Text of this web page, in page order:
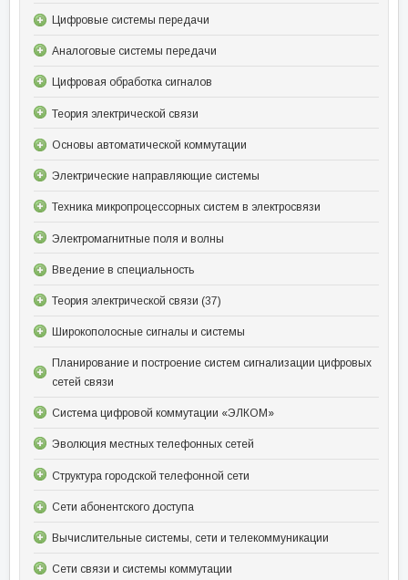
Цифровые системы передачи
Аналоговые системы передачи
Цифровая обработка сигналов
Теория электрической связи
Основы автоматической коммутации
Электрические направляющие системы
Техника микропроцессорных систем в электросвязи
Электромагнитные поля и волны
Введение в специальность
Теория электрической связи (37)
Широкополосные сигналы и системы
Планирование и построение систем сигнализации цифровых
сетей связи
Система цифровой коммутации «ЭЛКОМ»
Эволюция местных телефонных сетей
Структура городской телефонной сети
Сети абонентского доступа
Вычислительные системы, сети и телекоммуникации
Сети связи и системы коммутации